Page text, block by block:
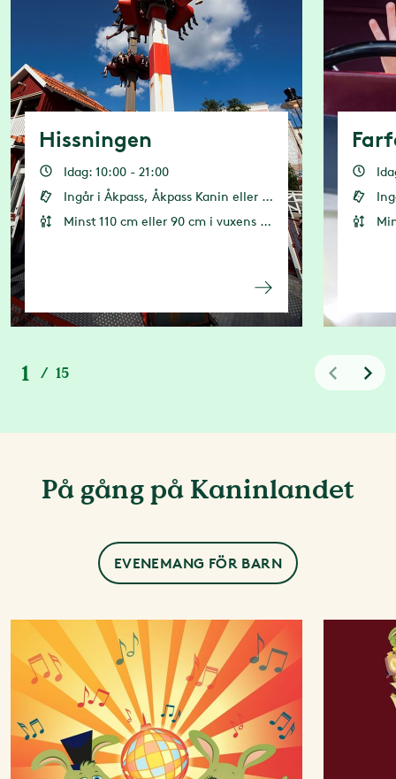
Hissningen
Idag: 10:00 - 21:00
Ingår i Åkpass, Åkpass Kanin eller 2 åkkuponger
Minst 110 cm eller 90 cm i vuxens sällskap
1 / 15
På gång på Kaninlandet
EVENEMANG FÖR BARN